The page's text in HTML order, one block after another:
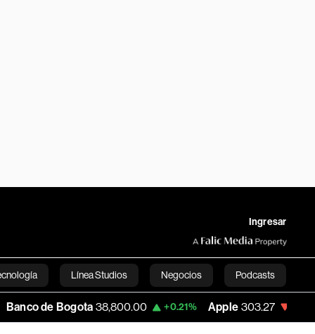
Ingresar
Línea Studios Negocios Podcasts
English
38,800.00 +0.21% Apple 303.27 -1.74% USD